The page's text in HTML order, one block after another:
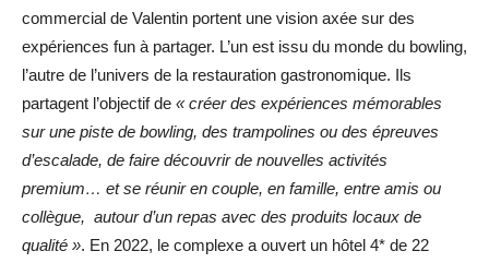
commercial de Valentin portent une vision axée sur des
expériences fun à partager. L’un est issu du monde du bowling,
l’autre de l’univers de la restauration gastronomique. Ils
partagent l’objectif de « créer des expériences mémorables
sur une piste de bowling, des trampolines ou des épreuves
d’escalade, de faire découvrir de nouvelles activités
premium… et se réunir en couple, en famille, entre amis ou
collègue, autour d’un repas avec des produits locaux de
qualité ». En 2022, le complexe a ouvert un hôtel 4* de 22